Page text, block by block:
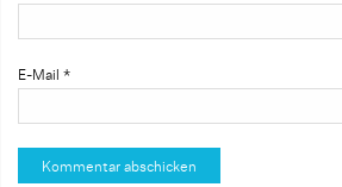
E-Mail *